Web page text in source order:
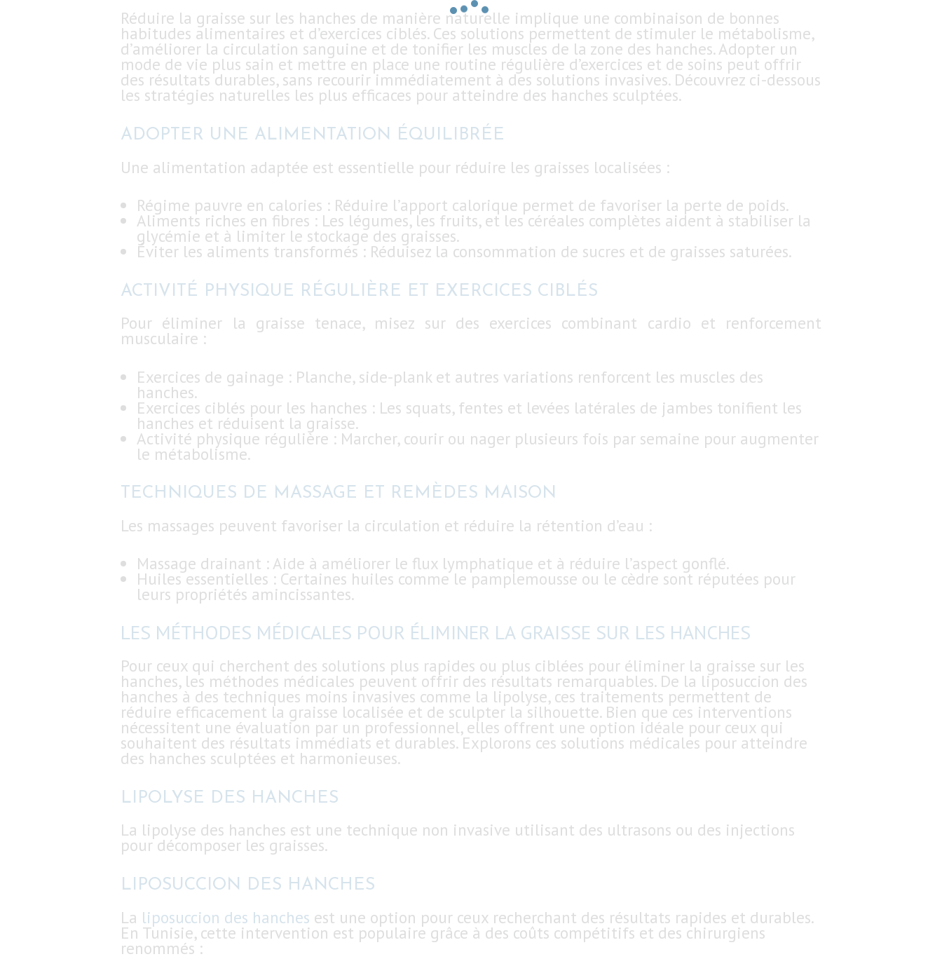
DEMANDE DERéduire la graisse sur les hanches de manière naturelle implique une combinaison de bonnes
habitudes alimentaires et d’exercices ciblés. Ces solutions permettent de stimuler le métabolisme,
d’améliorer la circulation sanguine et de tonifier les muscles de la zone des hanches. Adopter un
mode de vie plus sain et mettre en place une routine régulière d’exercices et de soins peut offrir
des résultats durables, sans recourir immédiatement à des solutions invasives. Découvrez ci-dessous
les stratégies naturelles les plus efficaces pour atteindre des hanches sculptées.
ADOPTER UNE ALIMENTATION ÉQUILIBRÉE
Une alimentation adaptée est essentielle pour réduire les graisses localisées :
Régime pauvre en calories : Réduire l’apport calorique permet de favoriser la perte de poids.
Aliments riches en fibres : Les légumes, les fruits, et les céréales complètes aident à stabiliser la
glycémie et à limiter le stockage des graisses.
Éviter les aliments transformés : Réduisez la consommation de sucres et de graisses saturées.
ACTIVITÉ PHYSIQUE RÉGULIÈRE ET EXERCICES CIBLÉS
Pour éliminer la graisse tenace, misez sur des exercices combinant cardio et renforcement
musculaire :
Exercices de gainage : Planche, side-plank et autres variations renforcent les muscles des
hanches.
Exercices ciblés pour les hanches : Les squats, fentes et levées latérales de jambes tonifient les
hanches et réduisent la graisse.
Activité physique régulière : Marcher, courir ou nager plusieurs fois par semaine pour augmenter
le métabolisme.
TECHNIQUES DE MASSAGE ET REMÈDES MAISON
Les massages peuvent favoriser la circulation et réduire la rétention d’eau :
Massage drainant : Aide à améliorer le flux lymphatique et à réduire l’aspect gonflé.
Huiles essentielles : Certaines huiles comme le pamplemousse ou le cèdre sont réputées pour
leurs propriétés amincissantes.
LES MÉTHODES MÉDICALES POUR ÉLIMINER LA GRAISSE SUR LES HANCHES
Pour ceux qui cherchent des solutions plus rapides ou plus ciblées pour éliminer la graisse sur les
hanches, les méthodes médicales peuvent offrir des résultats remarquables. De la liposuccion des
hanches à des techniques moins invasives comme la lipolyse, ces traitements permettent de
réduire efficacement la graisse localisée et de sculpter la silhouette. Bien que ces interventions
nécessitent une évaluation par un professionnel, elles offrent une option idéale pour ceux qui
souhaitent des résultats immédiats et durables. Explorons ces solutions médicales pour atteindre
des hanches sculptées et harmonieuses.
LIPOLYSE DES HANCHES
La lipolyse des hanches est une technique non invasive utilisant des ultrasons ou des injections
pour décomposer les graisses.
LIPOSUCCION DES HANCHES
La liposuccion des hanches est une option pour ceux recherchant des résultats rapides et durables.
En Tunisie, cette intervention est populaire grâce à des coûts compétitifs et des chirurgiens
renommés :